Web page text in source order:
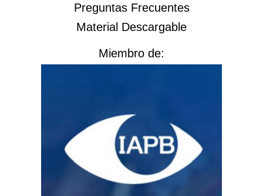
Preguntas Frecuentes
Material Descargable
Miembro de: